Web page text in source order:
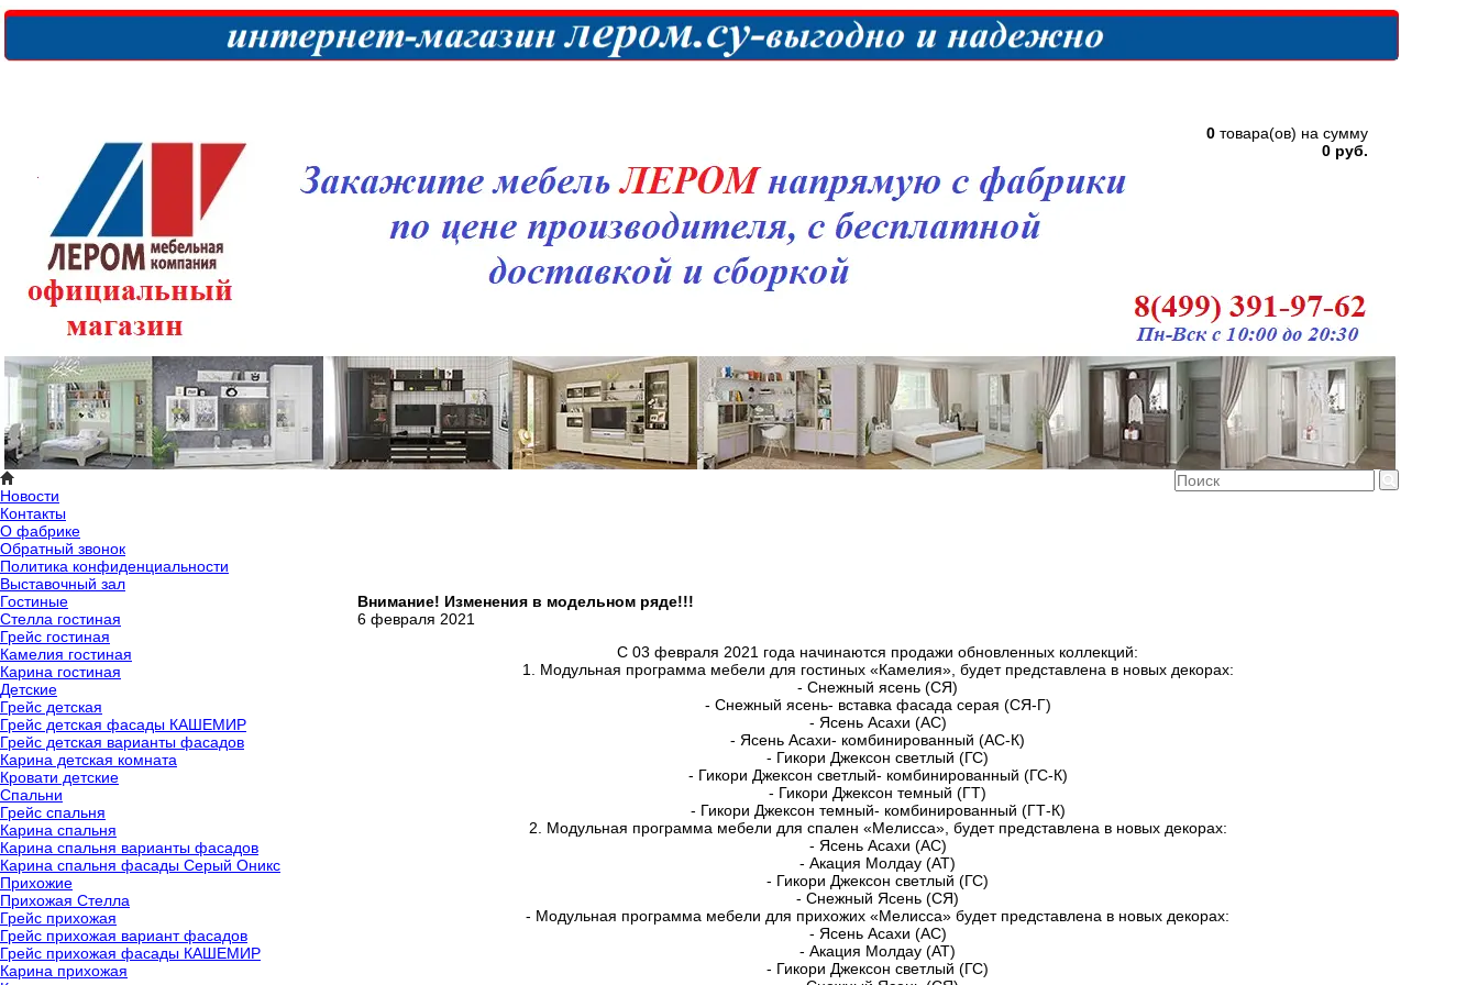
0 товара(ов) на сумму
0 руб.
Новости
Контакты
О фабрике
Обратный звонок
Политика конфиденциальности
Выставочный зал
Гостиные
Стелла гостиная
Грейс гостиная
Камелия гостиная
Карина гостиная
Детские
Грейс детская
Грейс детская фасады КАШЕМИР
Грейс детская варианты фасадов
Карина детская комната
Кровати детские
Спальни
Грейс спальня
Карина спальня
Карина спальня варианты фасадов
Карина спальня фасады Серый Оникс
Прихожие
Прихожая Стелла
Грейс прихожая
Грейс прихожая вариант фасадов
Грейс прихожая фасады КАШЕМИР
Карина прихожая
Внимание! Изменения в модельном ряде!!!
6 февраля 2021
С 03 февраля 2021 года начинаются продажи обновленных коллекций:
1. Модульная программа мебели для гостиных «Камелия», будет представлена в новых декорах:
- Снежный ясень (СЯ)
- Снежный ясень- вставка фасада серая (СЯ-Г)
- Ясень Асахи (АС)
- Ясень Асахи- комбинированный (АС-К)
- Гикори Джексон светлый (ГС)
- Гикори Джексон светлый- комбинированный (ГС-К)
- Гикори Джексон темный (ГТ)
- Гикори Джексон темный- комбинированный (ГТ-К)
2. Модульная программа мебели для спален «Мелисса», будет представлена в новых декорах:
- Ясень Асахи (АС)
- Акация Молдау (АТ)
- Гикори Джексон светлый (ГС)
- Снежный Ясень (СЯ)
- Модульная программа мебели для прихожих «Мелисса» будет представлена в новых декорах:
- Ясень Асахи (АС)
- Акация Молдау (АТ)
- Гикори Джексон светлый (ГС)